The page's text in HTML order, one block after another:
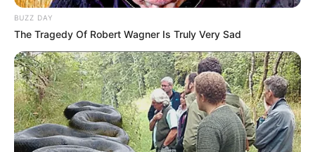
BUZZ DAY
The Tragedy Of Robert Wagner Is Truly Very Sad